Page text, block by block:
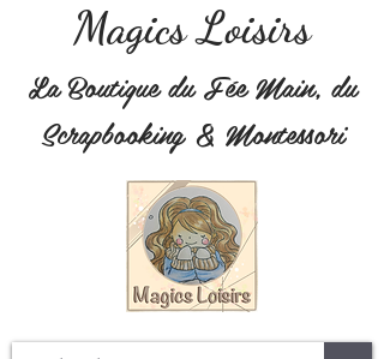
Magics Loisirs
La Boutique du Fée Main, du
Scrapbooking & Montessori